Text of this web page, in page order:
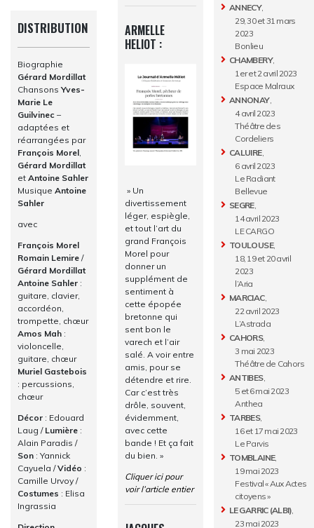
DISTRIBUTION
Biographie
Gérard Mordillat
ChansonsYves-
Marie Le
Guilvinec –
adaptées et
réarrangées par
François Morel,
Gérard Mordillat
et Antoine Sahler
Musique Antoine
Sahler
avec
François Morel
Romain Lemire /
Gérard Mordillat
Antoine Sahler :
guitare, clavier,
accordéon,
trompette, chœur
Amos Mah :
violoncelle,
guitare, chœur
Muriel Gastebois
: percussions,
chœur
Décor : Edouard
Laug / Lumière :
Alain Paradis /
Son : Yannick
Cayuela /Vidéo :
Camille Urvoy /
Costumes : Elisa
Ingrassia
ARMELLE
HELIOT :
» Un
divertissement
léger, espiègle,
et tout l’art du
grand François
Morel pour
donner un
supplément de
sentiment à
cette épopée
bretonne qui
sent bon le
varech et l’air
salé. A voir entre
amis, pour se
détendre et rire.
Car c’est très
drôle, souvent,
évidemment,
avec cette
bande ! Et ça fait
du bien. »
Cliquer ici pour
voir l’article entier
ANNECY,
29, 30 et 31 mars
2023
Bonlieu
CHAMBERY,
1er et 2 avril 2023
Espace Malraux
ANNONAY,
4 avril 2023
Théâtre des
Cordeliers
CALUIRE,
6 avril 2023
Le Radiant
Bellevue
SEGRE,
14 avril 2023
LE CARGO
TOULOUSE,
18, 19 et 20 avril
2023
l’Aria
MARCIAC,
22 avril 2023
L’Astrada
CAHORS,
3 mai 2023
Théâtre de Cahors
ANTIBES,
5 et 6 mai 2023
Anthea
TARBES,
16 et 17 mai 2023
Le Parvis
TOMBLAINE,
19 mai 2023
Festival « Aux Actes
citoyens »
LE GARRIC (ALBI),
23 mai 2023